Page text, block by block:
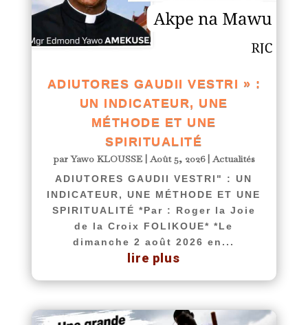
ADIUTORES GAUDII VESTRI » :
UN INDICATEUR, UNE
MÉTHODE ET UNE
SPIRITUALITÉ
parYawo KLOUSSE|Août 5, 2026|Actualités
ADIUTORES GAUDII VESTRI" : UN
INDICATEUR, UNE MÉTHODE ET UNE
SPIRITUALITÉ *Par : Roger la Joie
de la Croix FOLIKOUE* *Le
dimanche 2 août 2026 en...
lire plus